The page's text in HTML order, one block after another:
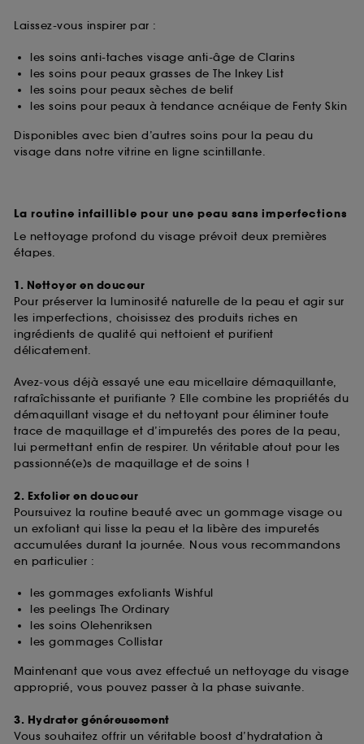
Laissez-vous inspirer par :
les soins anti-taches visage anti-âge de Clarins
les soins pour peaux grasses de The Inkey List
les soins pour peaux sèches de belif
les soins pour peaux à tendance acnéique de Fenty Skin
Disponibles avec bien d’autres soins pour la peau du
visage dans notre vitrine en ligne scintillante.
La routine infaillible pour une peau sans imperfections
Le nettoyage profond du visage prévoit deux premières
étapes.
1. Nettoyer en douceur
Pour préserver la luminosité naturelle de la peau et agir sur
les imperfections, choisissez des produits riches en
ingrédients de qualité qui nettoient et purifient
délicatement.
Avez-vous déjà essayé une eau micellaire démaquillante,
rafraîchissante et purifiante ? Elle combine les propriétés du
démaquillant visage et du nettoyant pour éliminer toute
trace de maquillage et d’impuretés des pores de la peau,
lui permettant enfin de respirer. Un véritable atout pour les
passionné(e)s de maquillage et de soins !
2. Exfolier en douceur
Poursuivez la routine beauté avec un gommage visage ou
un exfoliant qui lisse la peau et la libère des impuretés
accumulées durant la journée. Nous vous recommandons
en particulier :
les gommages exfoliants Wishful
les peelings The Ordinary
les soins Olehenriksen
les gommages Collistar
Maintenant que vous avez effectué un nettoyage du visage
approprié, vous pouvez passer à la phase suivante.
3. Hydrater généreusement
Vous souhaitez offrir un véritable boost d’hydratation à